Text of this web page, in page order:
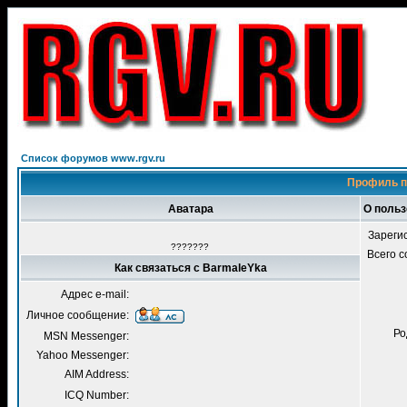
Список форумов www.rgv.ru
Профиль
Аватара О
???????
Всего
Как связаться с BarmaleYka
Адрес e-mail:
Личное сообщение:
MSN Messenger:
Yahoo Messenger:
AIM Address:
ICQ Number: